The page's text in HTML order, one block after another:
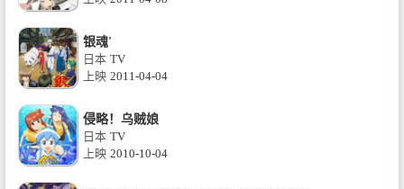
银魂'
日本 TV
上映 2011-04-04
侵略！乌贼娘
日本 TV
上映 2010-10-04